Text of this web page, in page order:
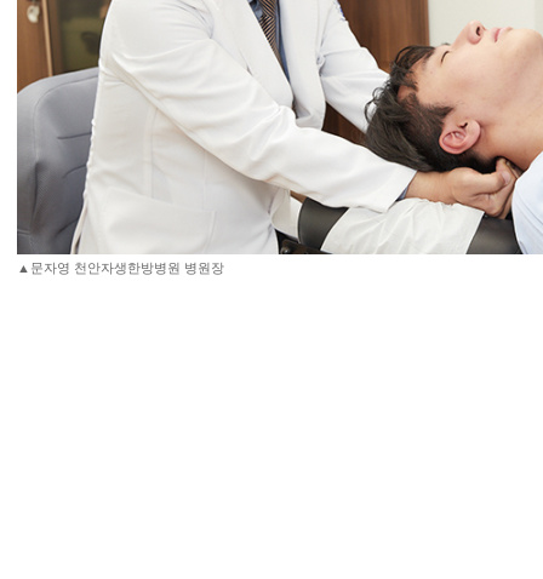
▲문자영 천안자생한방병원 병원장